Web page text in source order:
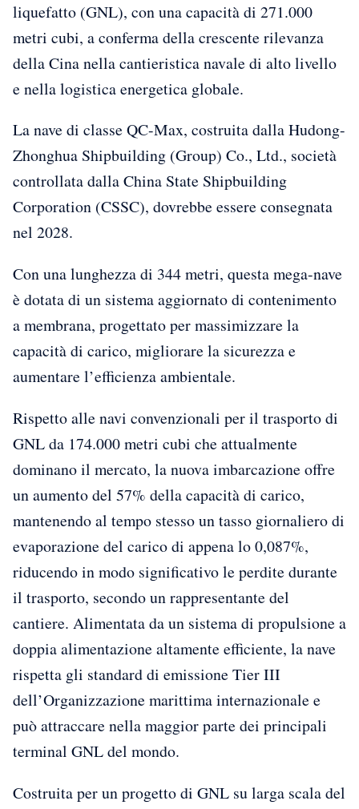
liquefatto (GNL), con una capacità di 271.000
metri cubi, a conferma della crescente rilevanza
della Cina nella cantieristica navale di alto livello
e nella logistica energetica globale.
La nave di classe QC-Max, costruita dalla Hudong-
Zhonghua Shipbuilding (Group) Co., Ltd., società
controllata dalla China State Shipbuilding
Corporation (CSSC), dovrebbe essere consegnata
nel 2028.
Con una lunghezza di 344 metri, questa mega-nave
è dotata di un sistema aggiornato di contenimento
a membrana, progettato per massimizzare la
capacità di carico, migliorare la sicurezza e
aumentare l’efficienza ambientale.
Rispetto alle navi convenzionali per il trasporto di
GNL da 174.000 metri cubi che attualmente
dominano il mercato, la nuova imbarcazione offre
un aumento del 57% della capacità di carico,
mantenendo al tempo stesso un tasso giornaliero di
evaporazione del carico di appena lo 0,087%,
riducendo in modo significativo le perdite durante
il trasporto, secondo un rappresentante del
cantiere. Alimentata da un sistema di propulsione a
doppia alimentazione altamente efficiente, la nave
rispetta gli standard di emissione Tier III
dell’Organizzazione marittima internazionale e
può attraccare nella maggior parte dei principali
terminal GNL del mondo.
Costruita per un progetto di GNL su larga scala del